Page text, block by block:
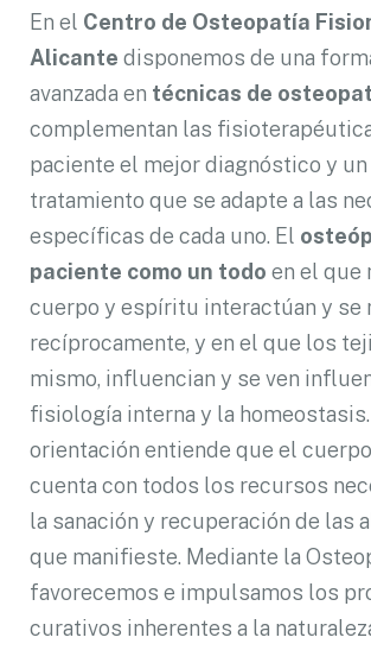
En el Centro de Osteopatía
Alicante disponemos de una
avanzada en técnicas de
complementan las
paciente el mejor diagnóstico y un
tratamiento que se adapte a las
específicas de cada uno. El
paciente como un todo en el que
cuerpo y espíritu interactúan y se
recíprocamente, y en el que los
mismo, influencian y se ven
fisiología interna y la
orientación entiende que el
cuenta con todos los recursos
la sanación y recuperación de las
que manifieste. Mediante la
favorecemos e impulsamos los
curativos inherentes a la